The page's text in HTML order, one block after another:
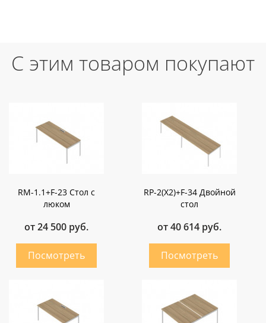
С этим товаром покупают
RM-1.1+F-23 Стол с
люком
от 24 500 руб.
RP-2(X2)+F-34 Двойной
стол
от 40 614 руб.